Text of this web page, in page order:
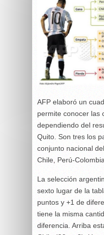
AFP elaboró un
permite conocer las
dependiendo del
Quito. Son tres los
conjunto nacional
Chile, Perú-
La selección
sexto lugar de la
puntos y +1 de
tiene la misma
diferencia. Arriba